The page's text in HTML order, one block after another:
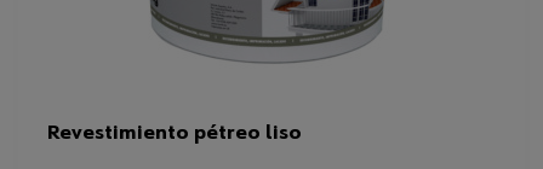
Revestimiento pétreo liso